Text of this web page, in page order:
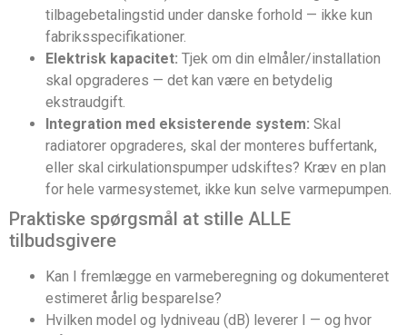
tilbagebetalingstid under danske forhold — ikke kun
fabriksspecifikationer.
Elektrisk kapacitet: Tjek om din elmåler/installation
skal opgraderes — det kan være en betydelig
ekstraudgift.
Integration med eksisterende system: Skal
radiatorer opgraderes, skal der monteres buffertank,
eller skal cirkulationspumper udskiftes? Kræv en plan
for hele varmesystemet, ikke kun selve varmepumpen.
Praktiske spørgsmål at stille ALLE
tilbudsgivere
Kan I fremlægge en varmeberegning og dokumenteret
estimeret årlig besparelse?
Hvilken model og lydniveau (dB) leverer I — og hvor